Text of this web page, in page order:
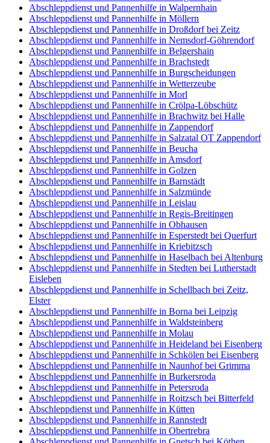
Abschleppdienst und Pannenhilfe in Walpernhain
Abschleppdienst und Pannenhilfe in Möllern
Abschleppdienst und Pannenhilfe in Droßdorf bei Zeitz
Abschleppdienst und Pannenhilfe in Nemsdorf-Göhrendorf
Abschleppdienst und Pannenhilfe in Belgershain
Abschleppdienst und Pannenhilfe in Brachstedt
Abschleppdienst und Pannenhilfe in Burgscheidungen
Abschleppdienst und Pannenhilfe in Wetterzeube
Abschleppdienst und Pannenhilfe in Morl
Abschleppdienst und Pannenhilfe in Crölpa-Löbschütz
Abschleppdienst und Pannenhilfe in Brachwitz bei Halle
Abschleppdienst und Pannenhilfe in Zappendorf
Abschleppdienst und Pannenhilfe in Salzatal OT Zappendorf
Abschleppdienst und Pannenhilfe in Beucha
Abschleppdienst und Pannenhilfe in Amsdorf
Abschleppdienst und Pannenhilfe in Golzen
Abschleppdienst und Pannenhilfe in Barnstädt
Abschleppdienst und Pannenhilfe in Salzmünde
Abschleppdienst und Pannenhilfe in Leislau
Abschleppdienst und Pannenhilfe in Regis-Breitingen
Abschleppdienst und Pannenhilfe in Obhausen
Abschleppdienst und Pannenhilfe in Esperstedt bei Querfurt
Abschleppdienst und Pannenhilfe in Kriebitzsch
Abschleppdienst und Pannenhilfe in Haselbach bei Altenburg
Abschleppdienst und Pannenhilfe in Stedten bei Lutherstadt
Eisleben
Abschleppdienst und Pannenhilfe in Schellbach bei Zeitz,
Elster
Abschleppdienst und Pannenhilfe in Borna bei Leipzig
Abschleppdienst und Pannenhilfe in Waldsteinberg
Abschleppdienst und Pannenhilfe in Molau
Abschleppdienst und Pannenhilfe in Heideland bei Eisenberg
Abschleppdienst und Pannenhilfe in Schkölen bei Eisenberg
Abschleppdienst und Pannenhilfe in Naunhof bei Grimma
Abschleppdienst und Pannenhilfe in Burkersroda
Abschleppdienst und Pannenhilfe in Petersroda
Abschleppdienst und Pannenhilfe in Roitzsch bei Bitterfeld
Abschleppdienst und Pannenhilfe in Kütten
Abschleppdienst und Pannenhilfe in Rannstedt
Abschleppdienst und Pannenhilfe in Obertrebra